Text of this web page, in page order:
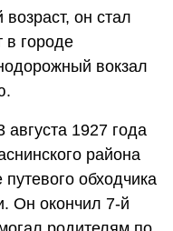
он стал
в городе
вокзал
1927 года
района
обходчика
Он окончил 7-й